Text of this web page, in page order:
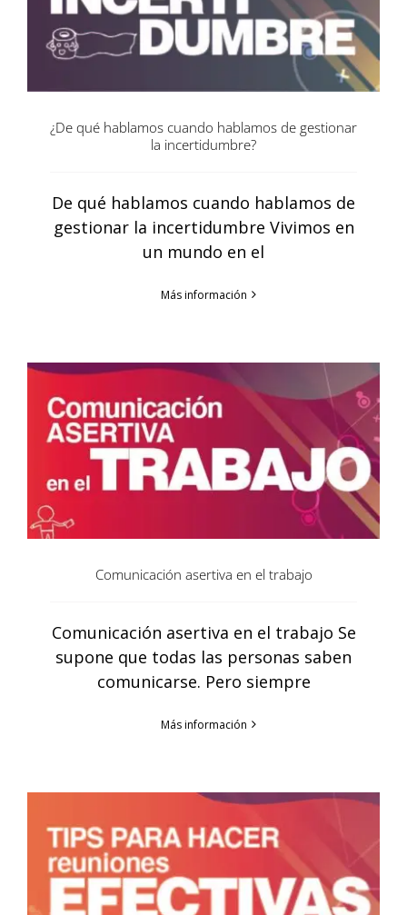
¿De qué hablamos cuando hablamos de gestionar
la incertidumbre?
De qué hablamos cuando hablamos de
gestionar la incertidumbre Vivimos en
un mundo en el
Más información
Comunicación asertiva en el trabajo
Comunicación asertiva en el trabajo Se
supone que todas las personas saben
comunicarse. Pero siempre
Más información